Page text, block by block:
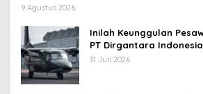
9 Agustus 2026
Inilah Keunggulan
PT Dirgantara
Berbagai Operasi TNI
31 Juli 2026